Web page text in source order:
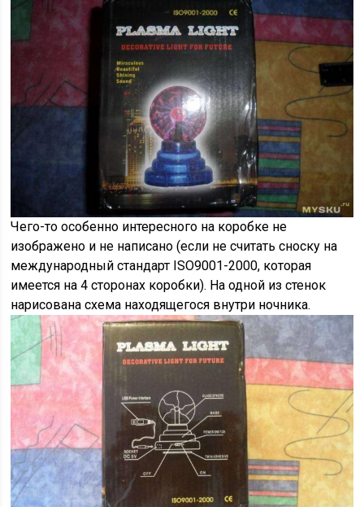
Чего-то особенно интересного на коробке не
изображено и не написано (если не считать сноску на
международный стандарт ISO9001-2000, которая
имеется на 4 сторонах коробки). На одной из стенок
нарисована схема находящегося внутри ночника.